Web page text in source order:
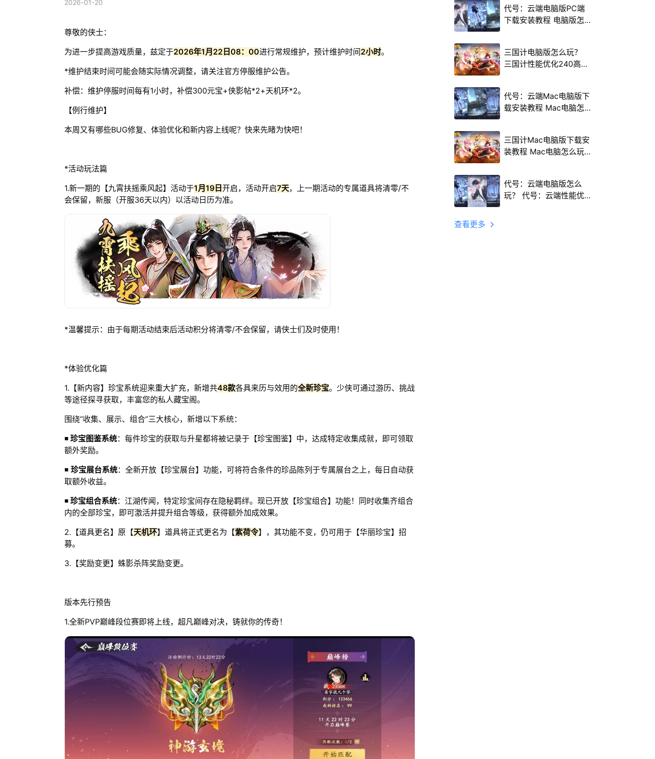
2026-01-20
尊敬的侠士：
为进一步提高游戏质量，兹定于2026年1月22日08：00进行常规维护，预计维护时间2小时。
*维护结束时间可能会随实际情况调整，请关注官方停服维护公告。
补偿：维护停服时间每有1小时，补偿300元宝+侠影帖*2+天机环*2。
【例行维护】
本周又有哪些BUG修复、体验优化和新内容上线呢？快来先睹为快吧！
*活动玩法篇
1.新一期的【九霄扶摇乘风起】活动于1月19日 开启，活动开启7天，上一期活动的专属道具将清零/不
会保留，新服（开服36天以内）以活动日历为准。
*温馨提示：由于每期活动结束后活动积分将清零/不会保留，请侠士们及时使用！
*体验优化篇
1.【新内容】珍宝系统迎来重大扩充，新增共48款各具来历与效用的全新珍宝。少侠可通过游历、挑战
等途径探寻获取，丰富您的私人藏宝阁。
围绕“收集、展示、组合”三大核心，新增以下系统：
◾珍宝图鉴系统：每件珍宝的获取与升星都将被记录于【珍宝图鉴】中，达成特定收集成就，即可领取
额外奖励。
◾ 珍宝展台系统：全新开放【珍宝展台】功能，可将符合条件的珍品陈列于专属展台之上，每日自动获
取额外收益。
◾珍宝组合系统：江湖传闻，特定珍宝间存在隐秘羁绊。现已开放【珍宝组合】功能！同时收集齐组合
内的全部珍宝，即可激活并提升组合等级，获得额外加成效果。
2.【道具更名】原【天机环】道具将正式更名为【紫荷令】，其功能不变，仍可用于【华丽珍宝】招
募。
3.【奖励变更】蛛影杀阵奖励变更。
版本先行预告
1.全新PVP巅峰段位赛即将上线，超凡巅峰对决，铸就你的传奇！
代号：云端电脑版PC端
下载安装教程 电脑版怎
三国计电脑版怎么玩？
三国计性能优化240高帧
代号：云端Mac电脑版下
载安装教程 Mac电脑怎
三国计Mac电脑版下载安
装教程 Mac电脑怎么玩
代号：云端电脑版怎么
玩？ 代号：云端性能优
查看更多